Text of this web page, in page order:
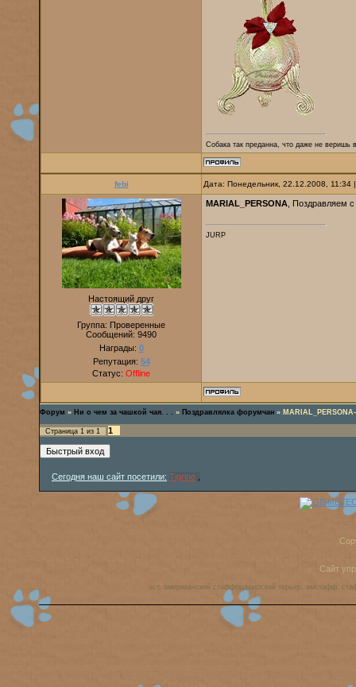
Собака так преданна, что даже не веришь
febi Дата: Понедельник, 22.12.2008,
Настоящий друг
Группа: Проверенные
Сообщений: 9490
Награды: 0
Репутация: 54
Статус: Offline
MARIAL_PERSONA , Поздравляем
JURP
Форум » Ни о чем за чашкой чая. . . » Поздравлялка форумчан »
Страница 1 из 1 1
Сегодня наш сайт посетили: Tigrino
Сайт
аст, американский стаффордширский терьер, амстафф,